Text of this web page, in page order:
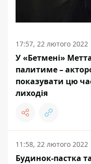
17:57, 22 лютого 2022
У «Бетмені»
палитиме –
показувати цю
лиходія
11:58, 22 лютого 2022
Будинок-пастка